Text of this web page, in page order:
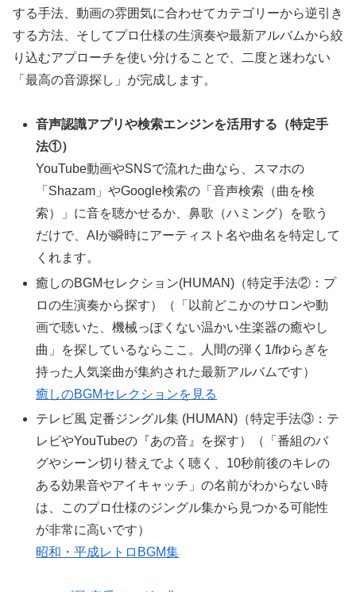
する手法、動画の雰囲気に合わせてカテゴリーから逆引き
する方法、そしてプロ仕様の生演奏や最新アルバムから絞
り込むアプローチを使い分けることで、二度と迷わない
「最高の音源探し」が完成します。
音声認識アプリや検索エンジンを活用する（特定手
法①）
YouTube動画やSNSで流れた曲なら、スマホの
「Shazam」やGoogle検索の「音声検索（曲を検
索）」に音を聴かせるか、鼻歌（ハミング）を歌う
だけで、AIが瞬時にアーティスト名や曲名を特定して
くれます。
癒しのBGMセレクション(HUMAN)（特定手法②：プ
ロの生演奏から探す）（「以前どこかのサロンや動
画で聴いた、機械っぽくない温かい生楽器の癒やし
曲」を探しているならここ。人間の弾く1/fゆらぎを
持った人気楽曲が集約された最新アルバムです）
癒しのBGMセレクションを見る
テレビ風 定番ジングル集 (HUMAN)（特定手法③：テ
レビやYouTubeの『あの音』を探す）（「番組のバ
グやシーン切り替えでよく聴く、10秒前後のキレの
ある効果音やアイキャッチ」の名前がわからない時
は、このプロ仕様のジングル集から見つかる可能性
が非常に高いです）
昭和・平成レトロBGM集